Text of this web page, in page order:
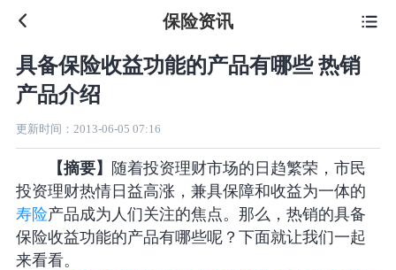
 保险资讯
具备保险收益功能的产品有哪些 热销
产品介绍
更新时间： 2013-06-05 07:16
【摘要】
随着投资理财市场的日趋繁荣，市民
投资理财热情日益高涨，兼具保障和收益为一体的
寿险产品成为人们关注的焦点。那么，热销的具备
保险收益功能的产品有哪些呢？下面就让我们一起
来看看。